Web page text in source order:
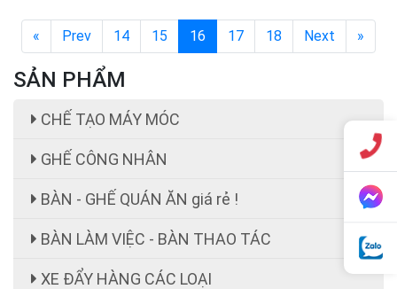
« Prev 14 15 16 17 18 Next »
SẢN PHẨM
CHẾ TẠO MÁY MÓC
GHẾ CÔNG NHÂN
BÀN - GHẾ QUÁN ĂN giá rẻ !
BÀN LÀM VIỆC - BÀN THAO TÁC
XE ĐẨY HÀNG CÁC LOẠI